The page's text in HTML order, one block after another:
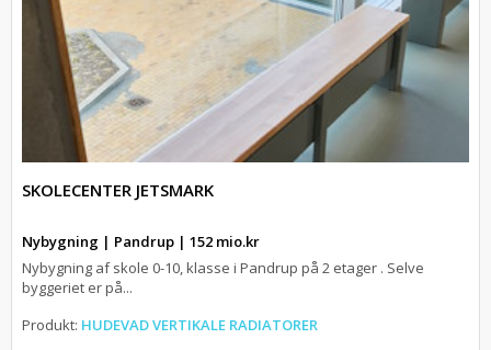
SKOLECENTER JETSMARK
Nybygning | Pandrup | 152 mio.kr
Nybygning af skole 0-10, klasse i Pandrup på 2 etager . Selve
byggeriet er på...
Produkt: HUDEVAD VERTIKALE RADIATORER